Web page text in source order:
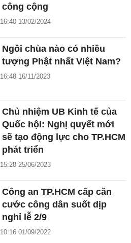
công cộng
16:40 13/02/2024
Ngôi chùa nào có nhiều
tượng Phật nhất Việt Nam?
16:48 16/11/2023
Chủ nhiệm UB Kinh tế của
Quốc hội: Nghị quyết mới
sẽ tạo động lực cho TP.HCM
phát triển
15:28 25/06/2023
Công an TP.HCM cấp căn
cước công dân suốt dịp
nghỉ lễ 2/9
10:16 01/09/2022